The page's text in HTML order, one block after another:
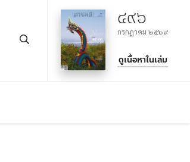
๔๙๖
กรกฎาคม ๒๕๖๙
ดูเนื้อหาในเล่ม